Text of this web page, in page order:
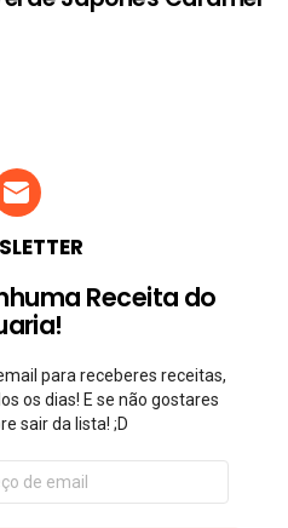
Receita do
para receberes receitas,
os dias! E se não gostares
sair da lista! ;D